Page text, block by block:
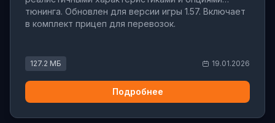
тюнинга. Обновлен для версии игры 1.57. Включает
в комплект прицеп для перевозок.
127.2 МБ 19.01.2026
Подробнее